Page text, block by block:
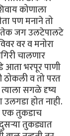
कोणाला
पण मनाने तो
जग उलटेपालटे
वर व मनोरा
चालणार
आता भरपूर पाणी
व तो परत
सगळे दृष्य
होत नाही.
एक तुकडाच
तुकड्यात